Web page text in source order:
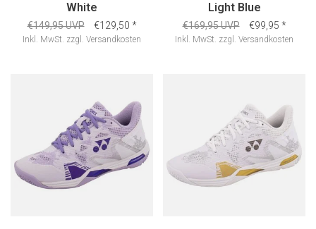
White
€149,95 UVP €129,50 *
Inkl. MwSt. zzgl. Versandkosten
Light Blue
€169,95 UVP €99,95 *
Inkl. MwSt. zzgl. Versandkosten